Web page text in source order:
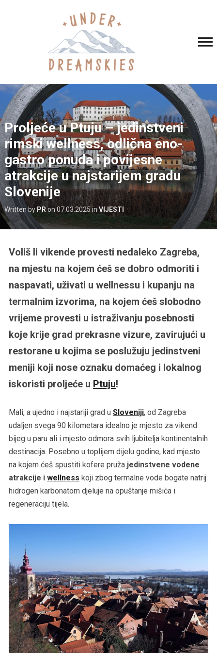
Proljeće u Ptuju – jedinstveni
rimski wellness, odlična eno-
gastro ponuda i povijesne
atrakcije u najstarijem gradu
Slovenije
Written byPRon 07.03.2025 inVIJESTI
Voliš li vikende provesti nedaleko Zagreba,
na mjestu na kojem ćeš se dobro odmoriti i
naspavati, uživati u wellnessu i kupanju na
termalnim izvorima, na kojem ćeš slobodno
vrijeme provesti u istraživanju posebnosti
koje krije grad prekrasne vizure, zavirujući u
restorane u kojima se poslužuju jedinstveni
meniji koji nose oznaku domaćeg i lokalnog
iskoristi proljeće u Ptuju!
Mali, a ujedno i najstariji grad u Sloveniji, od Zagreba
udaljen svega 90 kilometara idealno je mjesto za vikend
bijeg u paru ali i mjesto odmora svih ljubitelja kontinentalnih
destinacija. Posebno u toplijem dijelu godine, kad mjesto
na kojem ćeš spustiti kofere pruža jedinstvene vodene
atrakcije i wellness koji zbog termalne vode bogate natrij
hidrogen karbonatom djeluje na opuštanje mišića i
regeneraciju tijela.